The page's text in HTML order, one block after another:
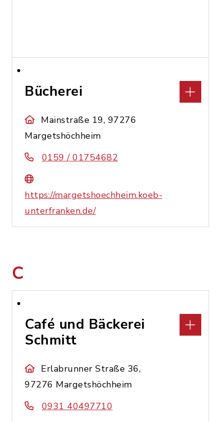
Bücherei
Mainstraße 19, 97276
Margetshöchheim
0159 / 01754682
https://margetshoechheim.koeb-
unterfranken.de/
C
Café und Bäckerei
Schmitt
Erlabrunner Straße 36,
97276 Margetshöchheim
0931 40497710